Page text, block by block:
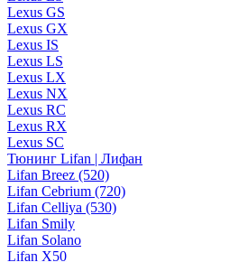
Lexus GS
Lexus GX
Lexus IS
Lexus LS
Lexus LX
Lexus NX
Lexus RC
Lexus RX
Lexus SC
Тюнинг Lifan | Лифан
Lifan Breez (520)
Lifan Cebrium (720)
Lifan Celliya (530)
Lifan Smily
Lifan Solano
Lifan X50